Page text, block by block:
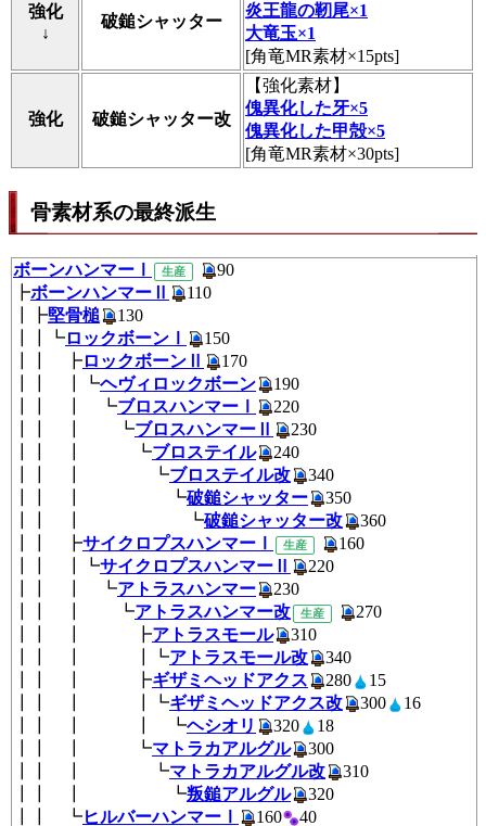
強化
↓
破鎚シャッター
炎王龍の靭尾×1
大竜玉×1
[角竜MR素材×15pts]
強化 破鎚シャッター改
【強化素材】
傀異化した牙×5
傀異化した甲殻×5
[角竜MR素材×30pts]
骨素材系の最終派生
ボーンハンマーⅠ 生産
90
┣ボーンハンマーⅡ
110
┃┣堅骨槌
130
┃┃┗ロックボーンⅠ
150
┃┃ ┣ロックボーンⅡ
170
┃┃ ┃┗ヘヴィロックボーン
190
┃┃ ┃ ┗ブロスハンマーⅠ
220
┃┃ ┃ ┗ブロスハンマーⅡ
230
┃┃ ┃ ┗ブロステイル
240
┃┃ ┃ ┗ブロステイル改
340
┃┃ ┃ ┗破鎚シャッター
350
┃┃ ┃ ┗破鎚シャッター改
360
┃┃ ┣サイクロプスハンマーⅠ 生産
┃┃ ┃┗サイクロプスハンマーⅡ
┃┃ ┃ ┗アトラスハンマー
230
┃┃ ┃ ┗アトラスハンマー改 生産
┃┃ ┃ ┣アトラスモール
310
┃┃ ┃ ┃┗アトラスモール改
340
┃┃ ┃ ┣ギザミヘッドアクス 280
┃┃ ┃ ┃┗ギザミヘッドアクス改 300
┃┃ ┃ ┃ ┗ヘシオリ 320
18
┃┃ ┃ ┗マトラカアルグル
300
┃┃ ┃ ┗マトラカアルグル改
310
┃┃ ┃ ┗叛鎚アルグル
320
┃┃ ┗ヒルバーハンマーⅠ 160